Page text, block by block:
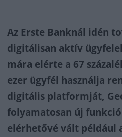
Az Erste Banknál idén
digitálisan aktív
mára elérte a 67
ezer ügyfél használja
digitális platformját,
folyamatosan új
elérhetővé vált például